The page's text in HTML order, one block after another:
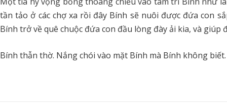
tần tảo ở các chợ xa rồi đây Bính sẽ nuôi được đứa con
Bính trở về quê chuộc đứa con đầu lòng đày ải kia, và giúp
Bính thẫn thờ. Nắng chói vào mặt Bính mà Bính không biết.